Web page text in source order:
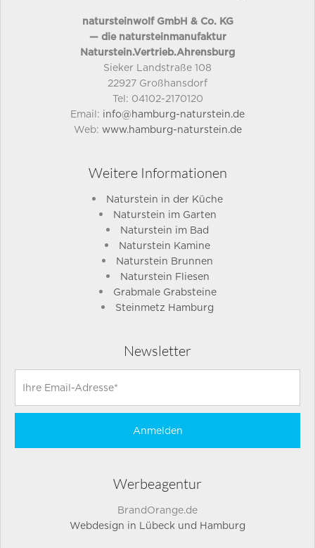
natursteinwolf GmbH & Co. KG
— die natursteinmanufaktur
Naturstein.Vertrieb.Ahrensburg
Sieker Landstraße 108
22927 Großhansdorf
Tel: 04102-2170120
Email: info@hamburg-naturstein.de
Web: www.hamburg-naturstein.de
Weitere Informationen
Naturstein in der Küche
Naturstein im Garten
Naturstein im Bad
Naturstein Kamine
Naturstein Brunnen
Naturstein Fliesen
Grabmale Grabsteine
Steinmetz Hamburg
Newsletter
Werbeagentur
BrandOrange.de
Webdesign in Lübeck und Hamburg